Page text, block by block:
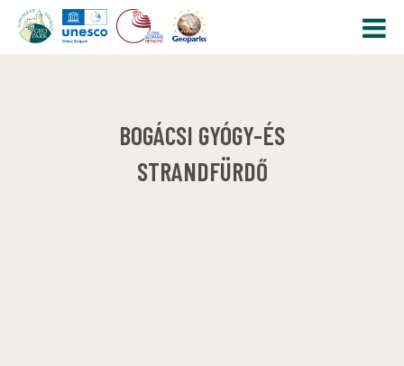
BOGÁCSI GYÓGY-ÉS
STRANDFÜRDŐ